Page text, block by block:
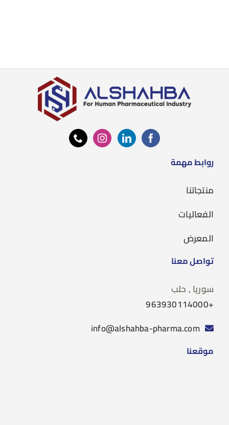
روابط مهمة
منتجاتنا
الفعاليات
المعرض
تواصل معنا
سوريا , حلب
+963930114000
info@alshahba-pharma.com
موقعنا